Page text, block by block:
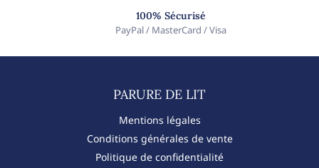
100% Sécurisé
PayPal / MasterCard / Visa
PARURE DE LIT​
Mentions légales
Conditions générales de vente
Politique de confidentialité